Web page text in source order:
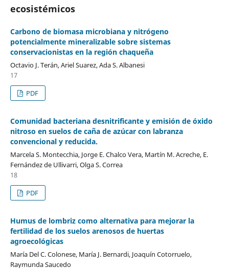
ecosistémicos
Carbono de biomasa microbiana y nitrógeno
potencialmente mineralizable sobre sistemas
conservacionistas en la región chaqueña
Octavio J. Terán, Ariel Suarez, Ada S. Albanesi
17
PDF
Comunidad bacteriana desnitrificante y emisión de óxido
nitroso en suelos de caña de azúcar con labranza
convencional y reducida.
Marcela S. Montecchia, Jorge E. Chalco Vera, Martín M. Acreche, E.
Fernández de Ullivarri, Olga S. Correa
18
PDF
Humus de lombriz como alternativa para mejorar la
fertilidad de los suelos arenosos de huertas
agroecológicas
María Del C. Colonese, María J. Bernardi, Joaquín Cotorruelo,
Raymunda Saucedo